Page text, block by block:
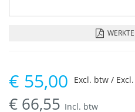
€ 55,00
€ 66,55 Incl. btw
Excl. btw / Excl.